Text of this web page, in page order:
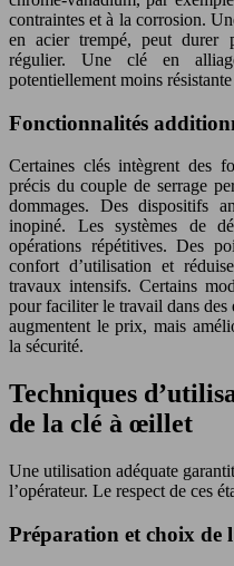
contraintes et à la corrosion.
en acier trempé, peut durer
régulier. Une clé en
potentiellement moins
Fonctionnalités
Certaines clés intègrent des
précis du couple de serrage
dommages. Des dispositifs
inopiné. Les systèmes de
opérations répétitives. Des
confort d’utilisation et
travaux intensifs. Certains
pour faciliter le travail dans des
augmentent le prix, mais
la sécurité.
Techniques
de la clé à œillet
Une utilisation adéquate
l’opérateur. Le respect de ces
Préparation et choix de